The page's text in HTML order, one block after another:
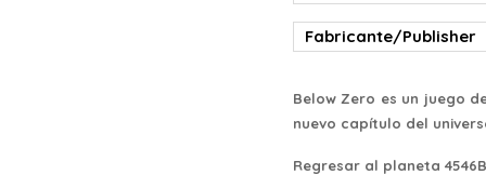
Fabricante/Publisher
Below Zero es un juego
nuevo capítulo del
Regresar al planeta 4546B